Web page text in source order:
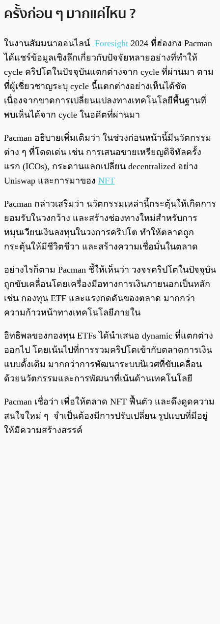
ครั้งก่อน ๆ มากแค่ไหน ?
ในงานสัมมนาออนไลน์ Foresight 2024 ที่ฮ่องกง Pacman
ได้แชร์ข้อมูลเชิงลึกเกี่ยวกับปัจจัยหลายอย่างที่ทำให้
cycle คริปโตในปัจจุบันแตกต่างจาก cycle ที่ผ่านมา ตาม
ที่ผู้เชี่ยวชาญระบุ cycle นี้แตกต่างอย่างเห็นได้ชัด
เนื่องจากขาดการเปลี่ยนแปลงทางเทคโนโลยีพื้นฐานที่
พบเห็นได้จาก cycle ในอดีตที่ผ่านมา
Pacman อธิบายเพิ่มเติมว่า ในช่วงก่อนหน้านี้มีนวัตกรรม
ต่าง ๆ ที่โดดเด่น เช่น การเสนอขายเหรียญดิจิทัลครั้ง
แรก (ICOs), กระดานแลกเปลี่ยน decentralized อย่าง
Uniswap และการมาของ NFT
Pacman กล่าวเสริมว่า นวัตกรรมเหล่านี้กระตุ้นให้เกิดการ
ยอมรับในวงกว้าง และสร้างช่องทางใหม่สำหรับการ
หมุนเวียนเงินลงทุนในวงการคริปโต ทำให้ตลาดถูก
กระตุ้นให้มีชีวิตชีวา และสร้างความเชื่อมั่นในตลาด
อย่างไรก็ตาม Pacman ชี้ให้เห็นว่า วงจรคริปโตในปัจจุบัน
ถูกขับเคลื่อนโดยเครื่องมือทางการเงินภายนอกเป็นหลัก
เช่น กองทุน ETF และแรงกดดันของตลาด มากกว่า
ความก้าวหน้าทางเทคโนโลยีภายใน
อิทธิพลของกองทุน ETFs ได้นำเสนอ dynamic ที่แตกต่าง
ออกไป โดยเน้นไปที่การรวมคริปโตเข้ากับตลาดการเงิน
แบบดั้งเดิม มากกว่าการพัฒนาระบบนิเวศที่ขับเคลื่อน
ด้วยนวัตกรรมและการพัฒนาที่เน้นด้านเทคโนโลยี
Pacman เชื่อว่า เพื่อให้ตลาด NFT ฟื้นตัว และดึงดูดความ
สนใจใหม่ ๆ จำเป็นต้องมีการปรับเปลี่ยน รูปแบบที่มีอยู่
ให้มีความสร้างสรรค์